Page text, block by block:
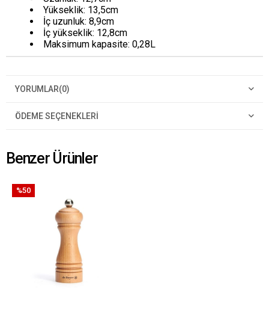
Yükseklik: 13,5cm
İç uzunluk: 8,9cm
İç yükseklik: 12,8cm
Maksimum kapasite: 0,28L
YORUMLAR(0)
ÖDEME SEÇENEKLERI
Benzer Ürünler
%50